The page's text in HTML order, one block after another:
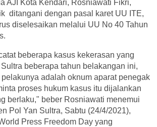
AJI Kota Kendari, Rosniawati Fikri,
ditangani dengan pasal karet UU ITE,
diselesaikan melalui UU No 40 Tahun
beberapa kasus kekerasan yang
beberapa tahun belakangan ini,
adalah oknum aparat penegak
proses hukum kasus itu dijalankan
berlaku," beber Rosniawati menemui
Pol Yan Sultra, Sabtu (24/4/2021),
Press Freedom Day yang